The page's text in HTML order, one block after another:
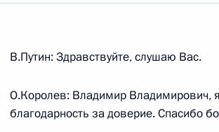
Вступительное слово на
Совета Безопасности (в связи с
В.Путин: Здравствуйте, слушаю Вас.
О.Королев: Владимир Владимирович,
благодарность за доверие. Спасибо